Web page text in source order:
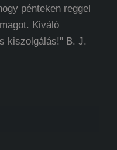
pénteken reggel
Kiváló
kiszolgálás!" B. J.